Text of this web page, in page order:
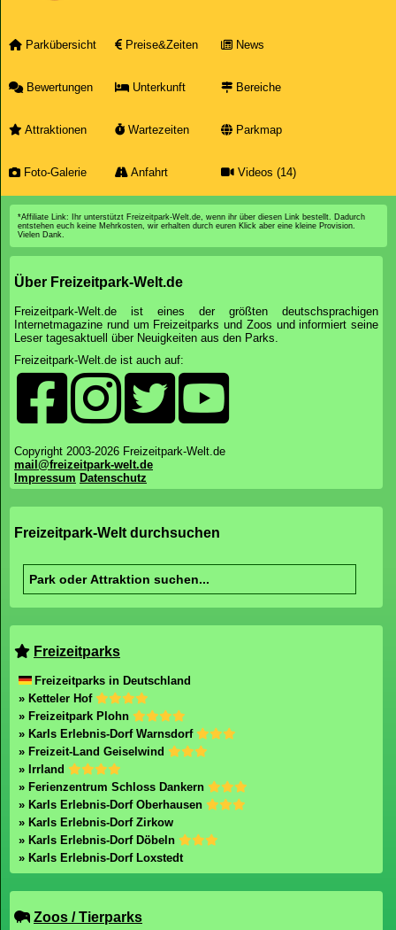
Parkübersicht Preise&Zeiten News
Bewertungen Unterkunft Bereiche
Attraktionen Wartezeiten Parkmap
Foto-Galerie Anfahrt Videos (14)
*Affiliate Link: Ihr unterstützt Freizeitpark-Welt.de, wenn ihr über diesen Link bestellt. Dadurch
entstehen euch keine Mehrkosten, wir erhalten durch euren Klick aber eine kleine Provision.
Vielen Dank.
Über Freizeitpark-Welt.de
Freizeitpark-Welt.de ist eines der größten deutschsprachigen
Internetmagazine rund um Freizeitparks und Zoos und informiert seine
Leser tagesaktuell über Neuigkeiten aus den Parks.
Freizeitpark-Welt.de ist auch auf:
Copyright 2003-2026 Freizeitpark-Welt.de
mail@freizeitpark-welt.de
Impressum Datenschutz
Freizeitpark-Welt durchsuchen
Freizeitparks
Freizeitparks in Deutschland
» Ketteler Hof
» Freizeitpark Plohn
» Karls Erlebnis-Dorf Warnsdorf
» Freizeit-Land Geiselwind
» Irrland
» Ferienzentrum Schloss Dankern
» Karls Erlebnis-Dorf Oberhausen
» Karls Erlebnis-Dorf Zirkow
» Karls Erlebnis-Dorf Döbeln
» Karls Erlebnis-Dorf Loxstedt
Zoos / Tierparks